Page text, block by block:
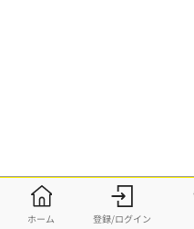
ホーム 登録/ログイン